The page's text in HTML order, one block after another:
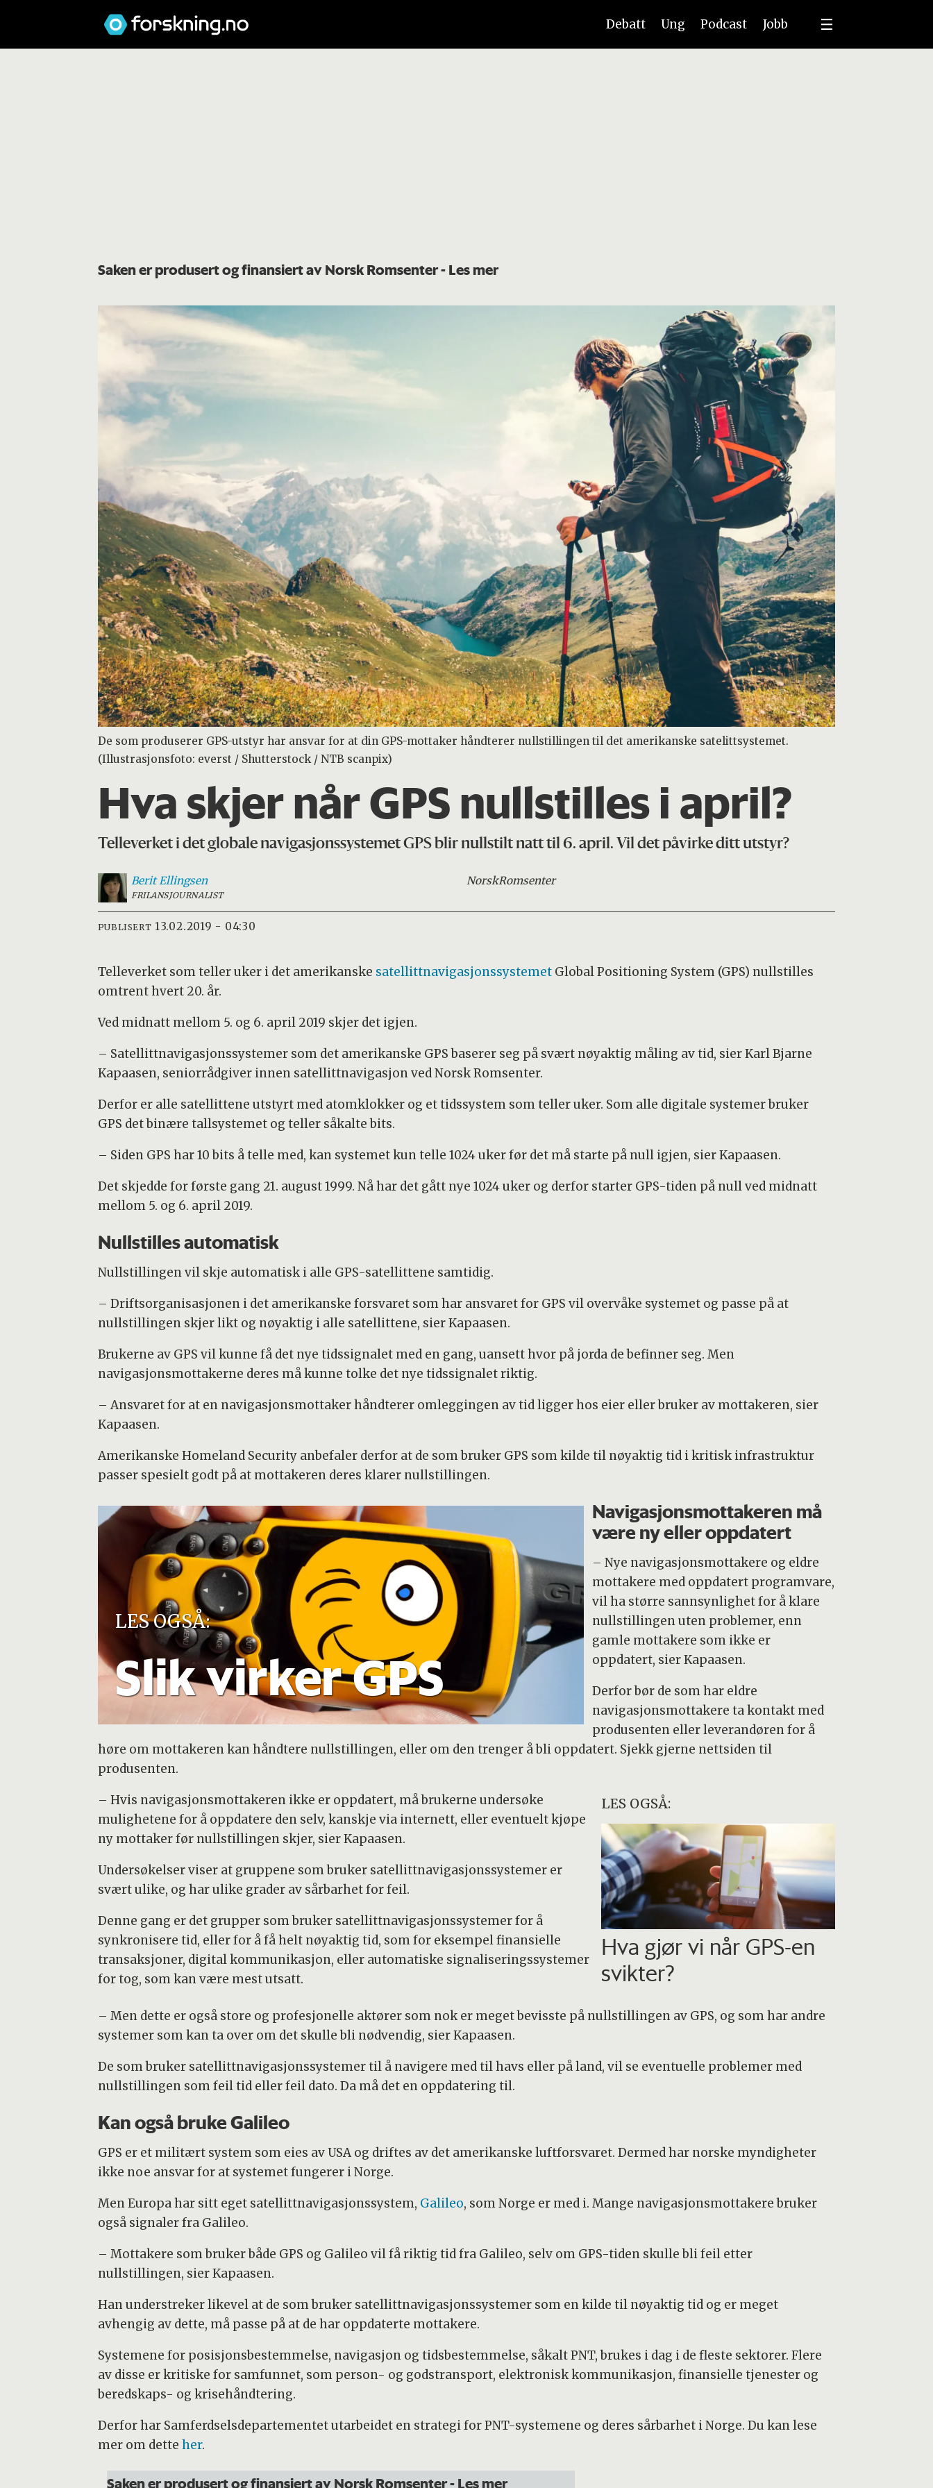
Debatt Ung Podcast Jobb
Saken er produsert og finansiert av Norsk Romsenter- Les mer
De som produserer GPS-utstyr har ansvar for at din GPS-mottaker håndterer nullstillingen til det amerikanske satelittsystemet.
(Illustrasjonsfoto: everst / Shutterstock / NTB scanpix)
Hva skjer når GPS nullstilles i april?
Telleverket i det globale navigasjonssystemet GPS blir nullstilt natt til 6. april. Vil det påvirke ditt utstyr?
Berit Ellingsen
FRILANSJOURNALIST
NorskRomsenter
PUBLISERT 13.02.2019 - 04:30
Telleverket som teller uker i det amerikanske satellittnavigasjonssystemetGlobal Positioning System (GPS) nullstilles
omtrent hvert 20. år.
Ved midnatt mellom 5. og 6. april 2019 skjer det igjen.
– Satellittnavigasjonssystemer som det amerikanske GPS baserer seg på svært nøyaktig måling av tid, sier Karl Bjarne
Kapaasen, seniorrådgiver innen satellittnavigasjon ved Norsk Romsenter.
Derfor er alle satellittene utstyrt med atomklokker og et tidssystem som teller uker. Som alle digitale systemer bruker
GPS det binære tallsystemet og teller såkalte bits.
– Siden GPS har 10 bits å telle med, kan systemet kun telle 1024 uker før det må starte på null igjen, sier Kapaasen.
Det skjedde for første gang 21. august 1999. Nå har det gått nye 1024 uker og derfor starter GPS-tiden på null ved midnatt
mellom 5. og 6. april 2019.
Nullstilles automatisk
Nullstillingen vil skje automatisk i alle GPS-satellittene samtidig.
– Driftsorganisasjonen i det amerikanske forsvaret som har ansvaret for GPS vil overvåke systemet og passe på at
nullstillingen skjer likt og nøyaktig i alle satellittene, sier Kapaasen.
Brukerne av GPS vil kunne få det nye tidssignalet med en gang, uansett hvor på jorda de befinner seg. Men
navigasjonsmottakerne deres må kunne tolke det nye tidssignalet riktig.
– Ansvaret for at en navigasjonsmottaker håndterer omleggingen av tid ligger hos eier eller bruker av mottakeren, sier
Kapaasen.
Amerikanske Homeland Security anbefaler derfor at de som bruker GPS som kilde til nøyaktig tid i kritisk infrastruktur
passer spesielt godt på at mottakeren deres klarer nullstillingen.
LES OGSÅ:
Slik virker GPS
Navigasjonsmottakeren må
være ny eller oppdatert
– Nye navigasjonsmottakere og eldre
mottakere med oppdatert programvare,
vil ha større sannsynlighet for å klare
nullstillingen uten problemer, enn
gamle mottakere som ikke er
oppdatert, sier Kapaasen.
Derfor bør de som har eldre
navigasjonsmottakere ta kontakt med
produsenten eller leverandøren for å
høre om mottakeren kan håndtere nullstillingen, eller om den trenger å bli oppdatert. Sjekk gjerne nettsiden til
produsenten.
LES OGSÅ:
Hva gjør vi når GPS-en
svikter?
– Hvis navigasjonsmottakeren ikke er oppdatert, må brukerne undersøke
mulighetene for å oppdatere den selv, kanskje via internett, eller eventuelt kjøpe
ny mottaker før nullstillingen skjer, sier Kapaasen.
Undersøkelser viser at gruppene som bruker satellittnavigasjonssystemer er
svært ulike, og har ulike grader av sårbarhet for feil.
Denne gang er det grupper som bruker satellittnavigasjonssystemer for å
synkronisere tid, eller for å få helt nøyaktig tid, som for eksempel finansielle
transaksjoner, digital kommunikasjon, eller automatiske signaliseringssystemer
for tog, som kan være mest utsatt.
– Men dette er også store og profesjonelle aktører som nok er meget bevisste på nullstillingen av GPS, og som har andre
systemer som kan ta over om det skulle bli nødvendig, sier Kapaasen.
De som bruker satellittnavigasjonssystemer til å navigere med til havs eller på land, vil se eventuelle problemer med
nullstillingen som feil tid eller feil dato. Da må det en oppdatering til.
Kan også bruke Galileo
GPS er et militært system som eies av USA og driftes av det amerikanske luftforsvaret. Dermed har norske myndigheter
ikke noe ansvar for at systemet fungerer i Norge.
Men Europa har sitt eget satellittnavigasjonssystem, Galileo, som Norge er med i. Mange navigasjonsmottakere bruker
også signaler fra Galileo.
– Mottakere som bruker både GPS og Galileo vil få riktig tid fra Galileo, selv om GPS-tiden skulle bli feil etter
nullstillingen, sier Kapaasen.
Han understreker likevel at de som bruker satellittnavigasjonssystemer som en kilde til nøyaktig tid og er meget
avhengig av dette, må passe på at de har oppdaterte mottakere.
Systemene for posisjonsbestemmelse, navigasjon og tidsbestemmelse, såkalt PNT, brukes i dag i de fleste sektorer. Flere
av disse er kritiske for samfunnet, som person- og godstransport, elektronisk kommunikasjon, finansielle tjenester og
beredskaps- og krisehåndtering.
Derfor har Samferdselsdepartementet utarbeidet en strategi for PNT-systemene og deres sårbarhet i Norge. Du kan lese
mer om dette her.
Saken er produsert og finansiert av Norsk Romsenter- Les mer